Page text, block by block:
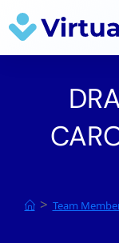
> Team